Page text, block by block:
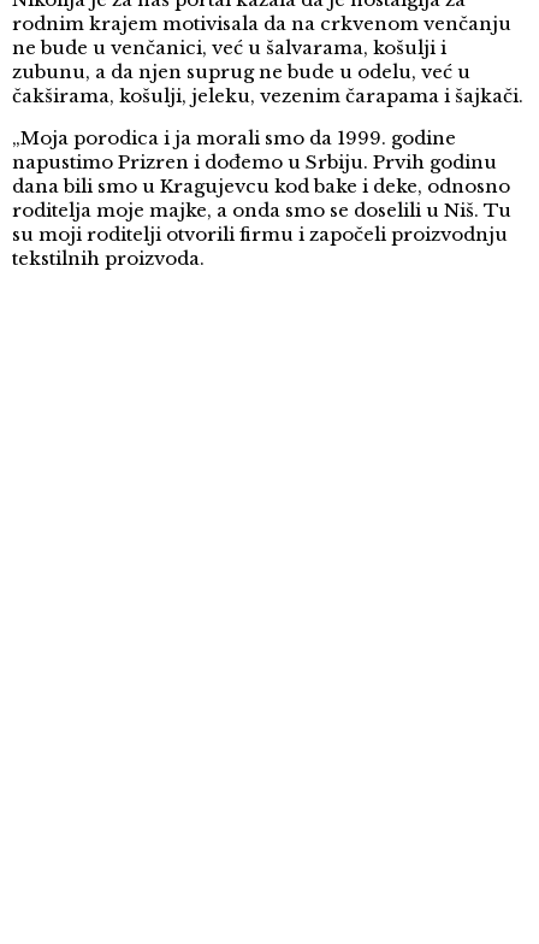
rodnim krajem motivisala da na crkvenom venčanju
ne bude u venčanici, već u šalvarama, košulji i
zubunu, a da njen suprug ne bude u odelu, već u
čakširama, košulji, jeleku, vezenim čarapama i šajkači.
„Moja porodica i ja morali smo da 1999. godine
napustimo Prizren i dođemo u Srbiju. Prvih godinu
dana bili smo u Kragujevcu kod bake i deke, odnosno
roditelja moje majke, a onda smo se doselili u Niš. Tu
su moji roditelji otvorili firmu i započeli proizvodnju
tekstilnih proizvoda.